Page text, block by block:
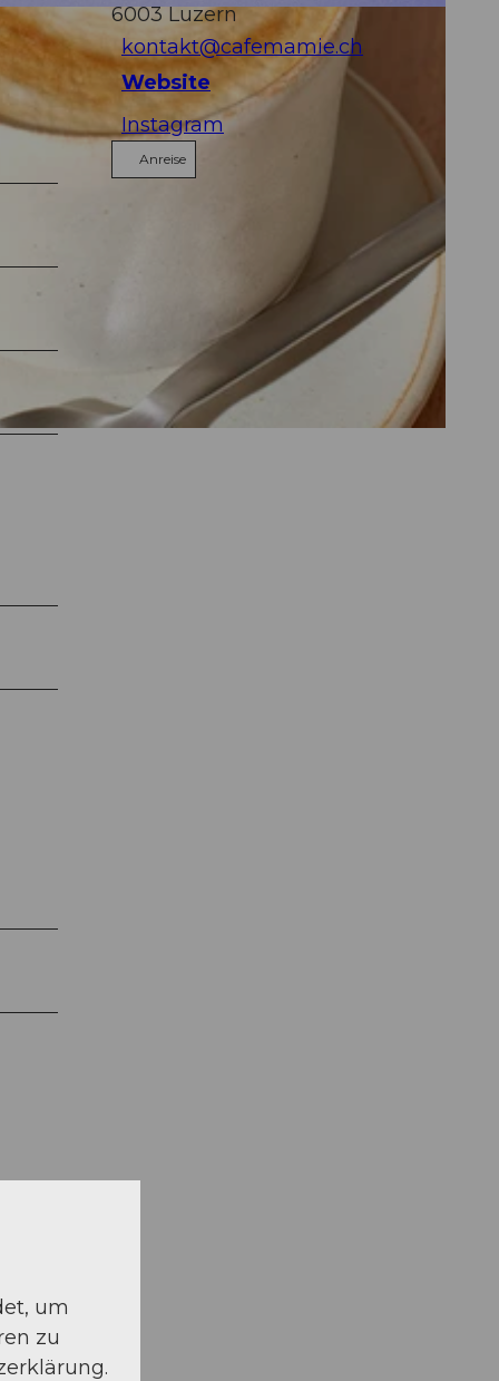
6003Luzern
kontakt@cafemamie.ch
Website
Instagram
Anreise
um
zu